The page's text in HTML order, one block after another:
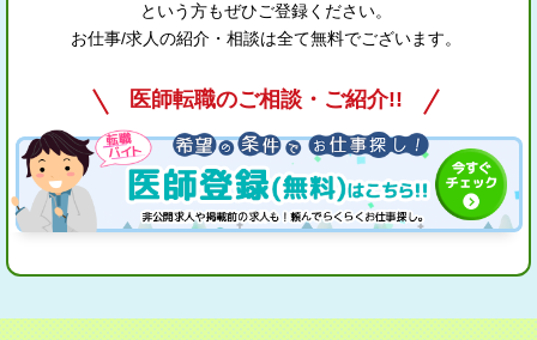
という方もぜひご登録ください。
お仕事/求人の紹介・相談は全て無料でございます。
医師転職のご相談・ご紹介!!